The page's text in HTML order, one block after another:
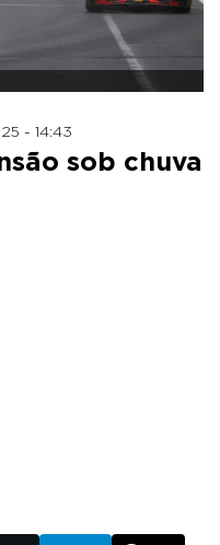
- 14:43
sob chuva